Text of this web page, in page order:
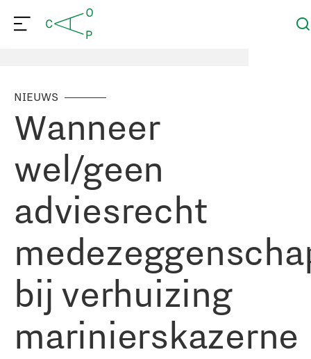
NIEUWS
Wanneer
wel/geen
adviesrecht
bij verhuizing
marinierskazerne